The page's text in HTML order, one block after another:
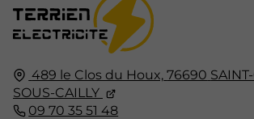
489 le Clos du Houx, 76690
SOUS-CAILLY
09 70 35 51 48